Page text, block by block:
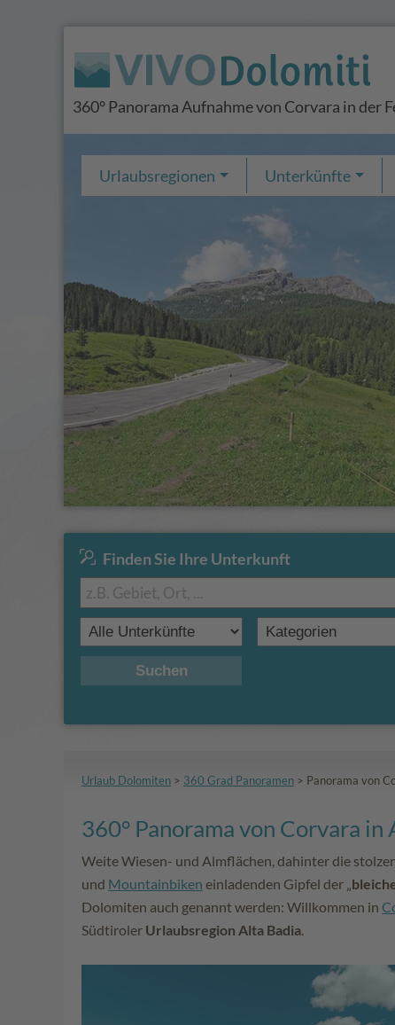
360° Panorama Aufnahme von Corvara in der
Finden Sie Ihre Unterkunft
Suchen
Urlaubsregionen Unterkünfte
Urlaub Dolomiten > 360 Grad Panoramen > Panorama von
360° Panorama von Corvara in
Weite Wiesen- und Almflächen, dahinter die
und Mountainbiken einladenden Gipfel der „
Dolomiten auch genannt werden: Willkommen in
Südtiroler Urlaubsregion Alta Badia.